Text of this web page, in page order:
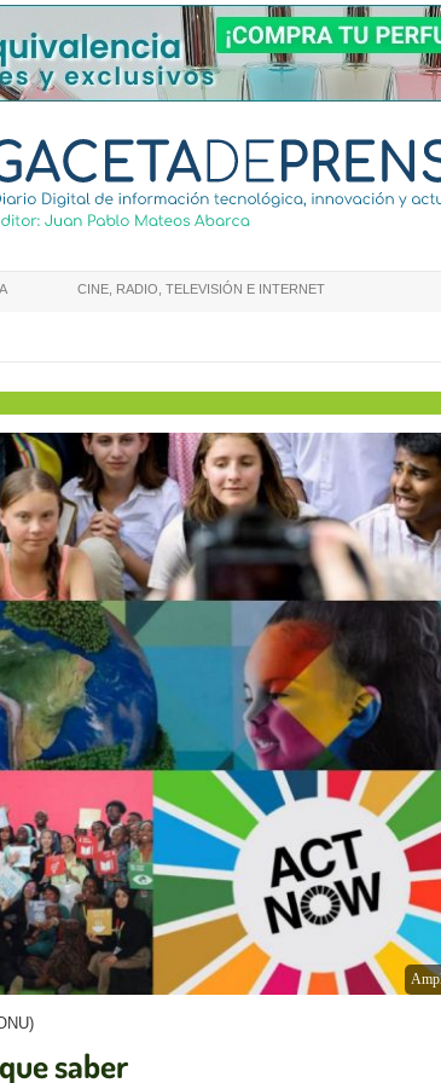
CINE, RADIO, TELEVISIÓN E INTERNET
saber